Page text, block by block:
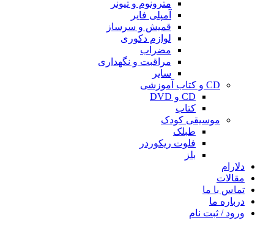
مترونوم و تیونر
آمپلی فایر
قمیش و سرساز
لوازم دکوری
مضراب
مراقبت و نگهداری
سایر
CD و کتاب آموزشی
CD و DVD
کتاب
موسیقی کودک
طبلک
فلوت ریکوردر
بلز
دلارام
مقالات
تماس با ما
درباره ما
ورود / ثبت نام